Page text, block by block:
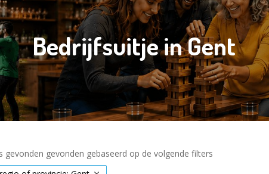
Bedrijfsuitje in Gent
gevonden gevonden gebaseerd op de volgende filters